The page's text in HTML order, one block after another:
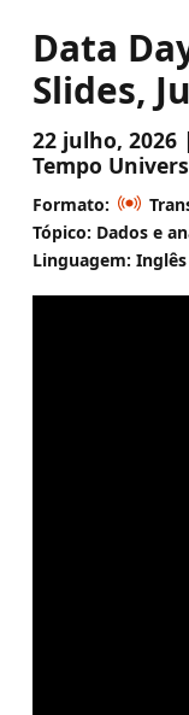
Data
Slides,
22 julho, 2026
Tempo
Formato:
Tópico: Dados e
Linguagem: Inglês